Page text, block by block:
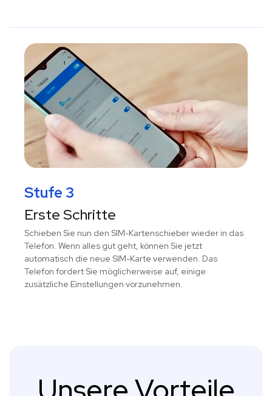
Stufe 3
Erste Schritte
Schieben Sie nun den SIM-Kartenschieber wieder in das
Telefon. Wenn alles gut geht, können Sie jetzt
automatisch die neue SIM-Karte verwenden. Das
Telefon fordert Sie möglicherweise auf, einige
zusätzliche Einstellungen vorzunehmen.